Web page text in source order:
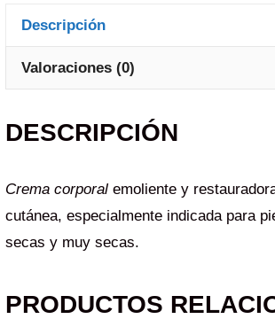
Descripción
Valoraciones (0)
DESCRIPCIÓN
Crema corporal emoliente y
cutánea, especialmente indicada para
secas y muy secas.
PRODUCTOS